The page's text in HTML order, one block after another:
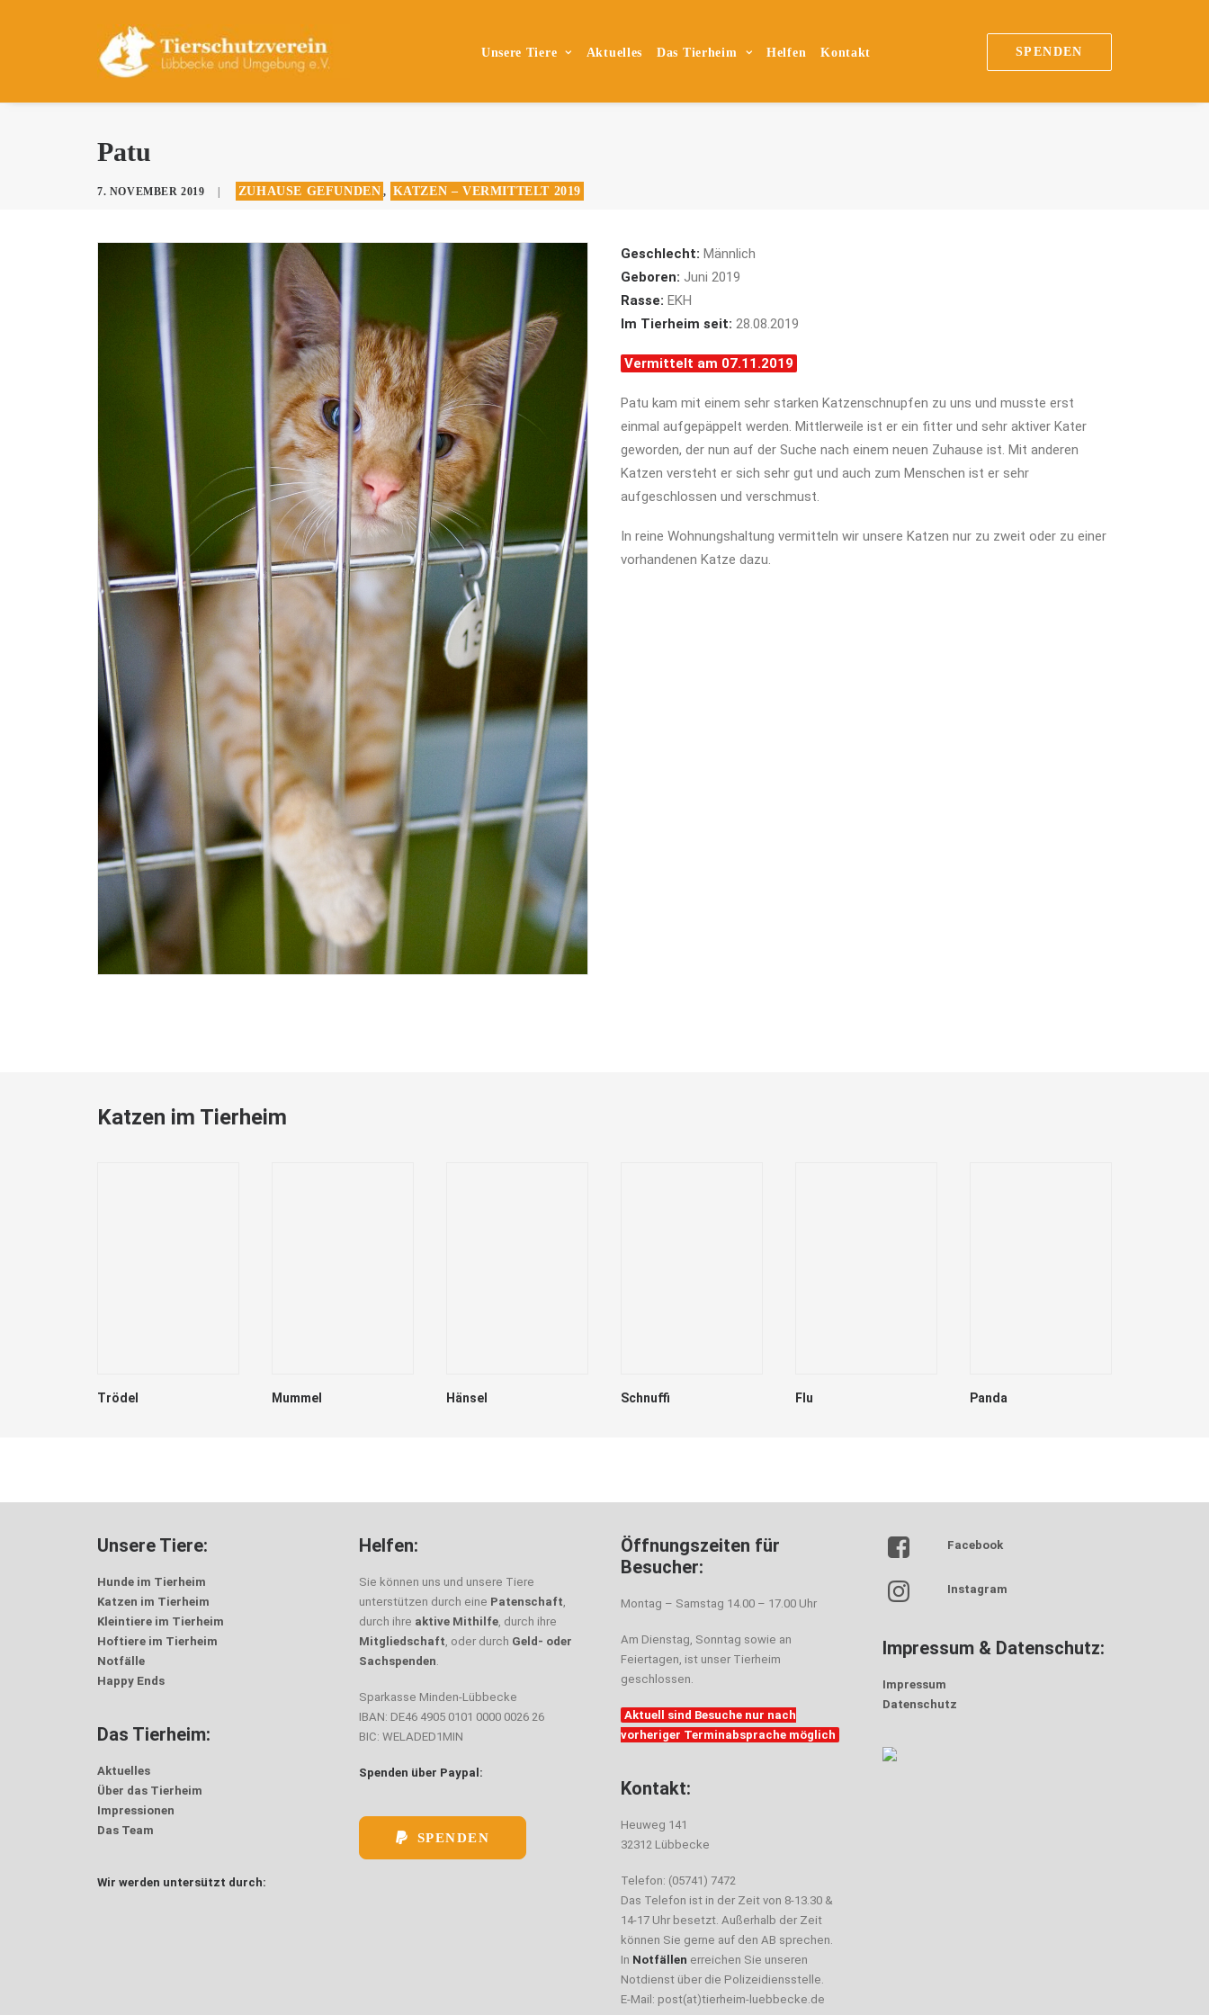
Unsere Tiere Aktuelles Das Tierheim Helfen Kontakt SPENDEN
Patu
7. NOVEMBER 2019 ZUHAUSE GEFUNDEN , KATZEN – VERMITTELT 2019
Geschlecht: Männlich
Geboren: Juni 2019
Rasse: EKH
Im Tierheim seit: 28.08.2019
Vermittelt am 07.11.2019
Patu kam mit einem sehr starken Katzenschnupfen zu uns und musste erst
einmal aufgepäppelt werden. Mittlerweile ist er ein fitter und sehr aktiver Kater
geworden, der nun auf der Suche nach einem neuen Zuhause ist. Mit anderen
Katzen versteht er sich sehr gut und auch zum Menschen ist er sehr
aufgeschlossen und verschmust.
In reine Wohnungshaltung vermitteln wir unsere Katzen nur zu zweit oder zu einer
vorhandenen Katze dazu.
Katzen im Tierheim
Trödel Mummel Hänsel Schnuffi Flu Panda
Unsere Tiere:
Hunde im Tierheim
Katzen im Tierheim
Kleintiere im Tierheim
Hoftiere im Tierheim
Notfälle
Happy Ends
Das Tierheim:
Aktuelles
Über das Tierheim
Impressionen
Das Team
Wir werden untersützt durch:
Helfen:
Sie können uns und unsere Tiere
unterstützen durch eine Patenschaft,
durch ihre aktive Mithilfe, durch ihre
Mitgliedschaft, oder durch Geld- oder
Sachspenden.
Sparkasse Minden-Lübbecke
IBAN: DE46 4905 0101 0000 0026 26
BIC: WELADED1MIN
Spenden über Paypal:
SPENDEN
Öffnungszeiten für
Besucher:
Montag – Samstag 14.00 – 17.00 Uhr
Am Dienstag, Sonntag sowie an
Feiertagen, ist unser Tierheim
geschlossen.
Aktuell sind Besuche nur nach
vorheriger Terminabsprache möglich
Kontakt:
Heuweg 141
32312 Lübbecke
Telefon: (05741) 7472
Das Telefon ist in der Zeit von 8-13.30 &
14-17 Uhr besetzt. Außerhalb der Zeit
können Sie gerne auf den AB sprechen.
In Notfällen erreichen Sie unseren
Notdienst über die Polizeidiensstelle.
E-Mail: post(at)tierheim-luebbecke.de
Facebook
Instagram
Impressum & Datenschutz:
Impressum
Datenschutz